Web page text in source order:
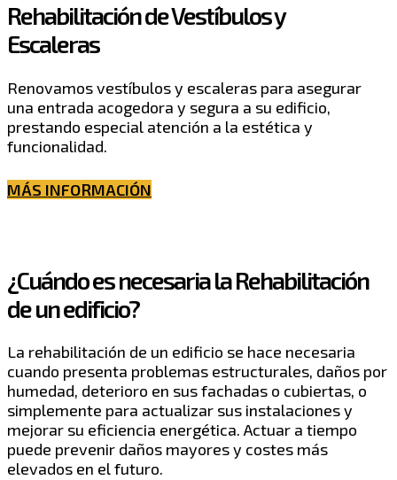
Rehabilitación de Vestíbulos y
Escaleras
Renovamos vestíbulos y escaleras para asegurar
una entrada acogedora y segura a su edificio,
prestando especial atención a la estética y
funcionalidad.
MÁS INFORMACIÓN
¿Cuándo es necesaria la Rehabilitación
de un edificio?
La rehabilitación de un edificio se hace necesaria
cuando presenta problemas estructurales, daños por
humedad, deterioro en sus fachadas o cubiertas, o
simplemente para actualizar sus instalaciones y
mejorar su eficiencia energética. Actuar a tiempo
puede prevenir daños mayores y costes más
elevados en el futuro.